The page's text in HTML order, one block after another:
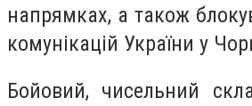
напрямках, а також
комунікацій України у
Бойовий, чисельний